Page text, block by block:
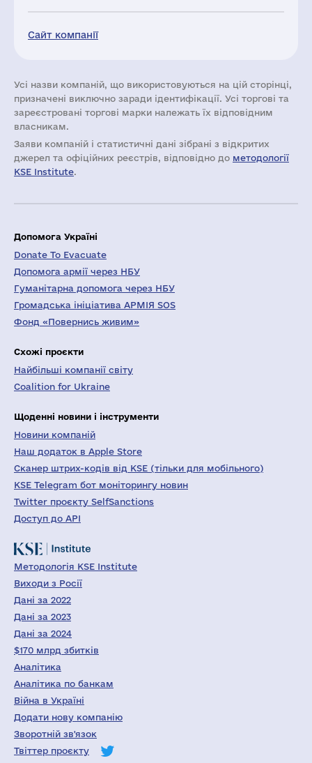
Сайт компанії
Усі назви компаній, що використовуються на цій сторінці,
призначені виключно заради ідентифікації. Усі торгові та
зареєстровані торгові марки належать їх відповідним
власникам.
Заяви компаній i статистичні дані зібрані з відкритих
джерел та офіційних реєстрів, відповідно до методології
KSE Institute.
Допомога Україні
Donate To Evacuate
Допомога армії через НБУ
Гуманітарна допомога через НБУ
Громадська ініціатива АРМІЯ SOS
Фонд «Повернись живим»
Схожі проєкти
Найбільші компанії світу
Coalition for Ukraine
Щоденні новини і інструменти
Новини компаній
Наш додаток в Apple Store
Сканер штрих-кодів від KSE (тільки для мобільного)
KSE Telegram бот моніторингу новин
Twitter проєкту SelfSanctions
Доступ до API
Методологія KSE Institute
Виходи з Росії
Дані за 2022
Дані за 2023
Дані за 2024
$170 млрд збитків
Аналітика
Аналітика по банкам
Війна в Україні
Додати нову компанію
Зворотній зв'язок
Твіттер проєкту